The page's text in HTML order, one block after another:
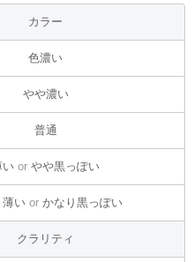
カラー
色濃い
やや濃い
普通
い or やや黒っぽい
薄い or かなり黒っぽい
クラリティ